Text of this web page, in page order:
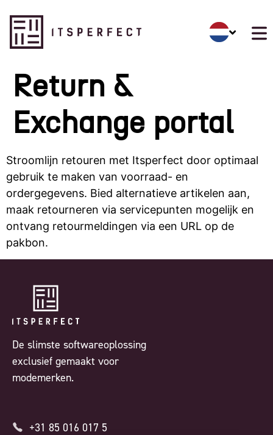
Return &
Exchange portal
Stroomlijn retouren met Itsperfect door optimaal
gebruik te maken van voorraad- en
ordergegevens. Bied alternatieve artikelen aan,
maak retourneren via servicepunten mogelijk en
ontvang retourmeldingen via een URL op de
pakbon.
De slimste softwareoplossing
exclusief gemaakt voor
modemerken.
+31 85 016 017 5